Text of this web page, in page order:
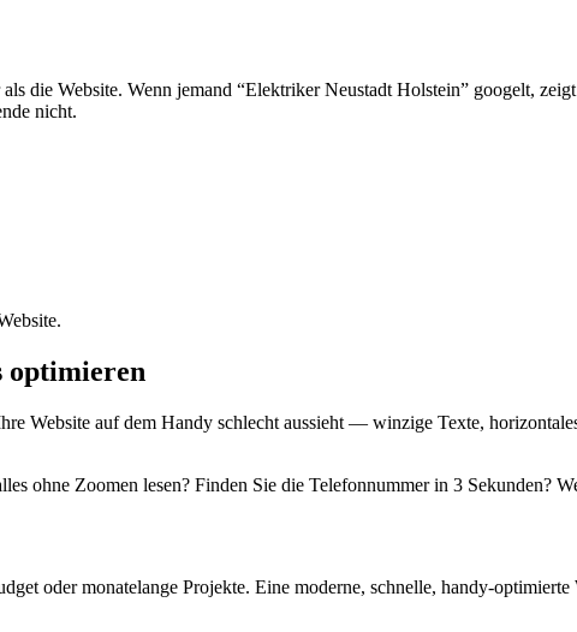
die Website. Wenn jemand “Elektriker Neustadt Holstein” googelt,
nicht.
optimieren
Website auf dem Handy schlecht aussieht — winzige Texte,
ohne Zoomen lesen? Finden Sie die Telefonnummer in 3 Sekunden?
oder monatelange Projekte. Eine moderne, schnelle, handy-